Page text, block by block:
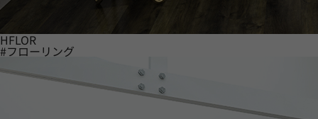
HFLOR
#フローリング